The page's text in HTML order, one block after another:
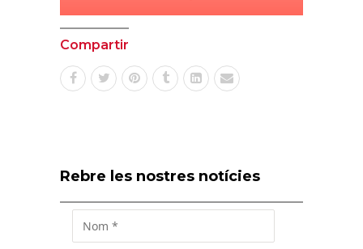
Compartir
Rebre les nostres notícies